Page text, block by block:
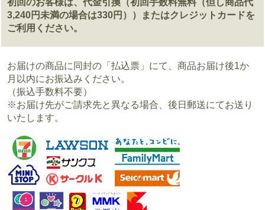
3,240円未満の場合は330円））またはクレジットカードを
ご利用ください。
お届けの商品に同封の「払込票」にて、商品お届け後1か
月以内にお振込みください。
（振込手数料不要）
※お届け先がご請求先と異なる場合、後日郵送にてお送り
いたします。